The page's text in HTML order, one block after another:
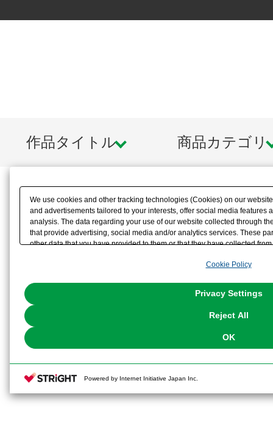
作品タイトル 商品カテゴリ
We use cookies and other tracking technologies (Cookies) on our
and advertisements tailored to your interests, offer social media features
analysis. The data regarding your use of our website collected through
that provide advertising, social media and/or analytics services. These
other data that you have provided to them or that they have collected
the use of all Cookies except for Strictly Necessary Cookies, please
You can change your consent or rejection settings at any time via
Cookie Policy
Privacy Settings
Reject All
OK
Powered by Internet Initiative Japan Inc.